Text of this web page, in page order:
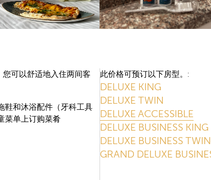
可以舒适地入住两间客
鞋和沐浴配件（牙科工具
菜单上订购菜肴
此价格可预订以下房型。:
DELUXE KING
DELUXE TWIN
DELUXE ACCESSIBLE
DELUXE BUSINESS KING
DELUXE BUSINESS TWIN
GRAND DELUXE